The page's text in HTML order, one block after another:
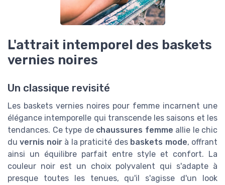
L'attrait intemporel des baskets
vernies noires
Un classique revisité
Les baskets vernies noires pour femme incarnent une
élégance intemporelle qui transcende les saisons et les
tendances. Ce type de chaussures femme allie le chic
duvernis noirà la praticité des baskets mode, offrant
ainsi un équilibre parfait entre style et confort. La
couleur noir est un choix polyvalent qui s'adapte à
presque toutes les tenues, qu'il s'agisse d'un look